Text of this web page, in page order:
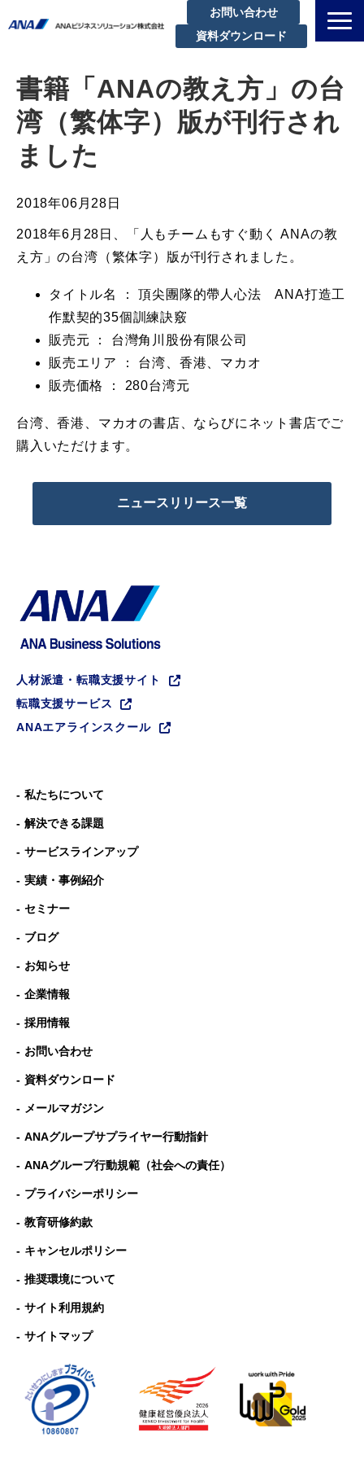
お問い合わせ
資料ダウンロード
解決できる課題
サービスラインアップ
お知らせ
企業情報
書籍「ANAの教え方」の台
湾（繁体字）版が刊行され
ました
2018年06月28日
2018年6月28日、「人もチームもすぐ動く ANAの教
え方」の台湾（繁体字）版が刊行されました。
タイトル名 ： 頂尖團隊的帶人心法 ANA打造工
作默契的35個訓練訣竅
販売元 ： 台灣角川股份有限公司
販売エリア ： 台湾、香港、マカオ
販売価格 ： 280台湾元
台湾、香港、マカオの書店、ならびにネット書店でご
購入いただけます。
ニュースリリース一覧
人材派遣・転職支援サイト
転職支援サービス
ANAエアラインスクール
私たちについて
解決できる課題
サービスラインアップ
実績・事例紹介
セミナー
ブログ
お知らせ
企業情報
採用情報
お問い合わせ
資料ダウンロード
メールマガジン
ANAグループサプライヤー行動指針
ANAグループ⾏動規範（社会への責任）
プライバシーポリシー
教育研修約款
キャンセルポリシー
推奨環境について
サイト利用規約
サイトマップ